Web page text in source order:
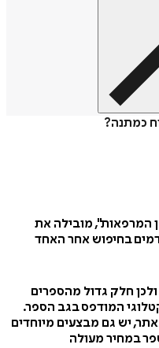
כמתנה?
המרפאות", מובילה את
בחיפוש אחר האחד
חלק גדול מהספרים
המודפס בגב הספר.
יש גם מבצעים מיוחדים
במחיר מעולה